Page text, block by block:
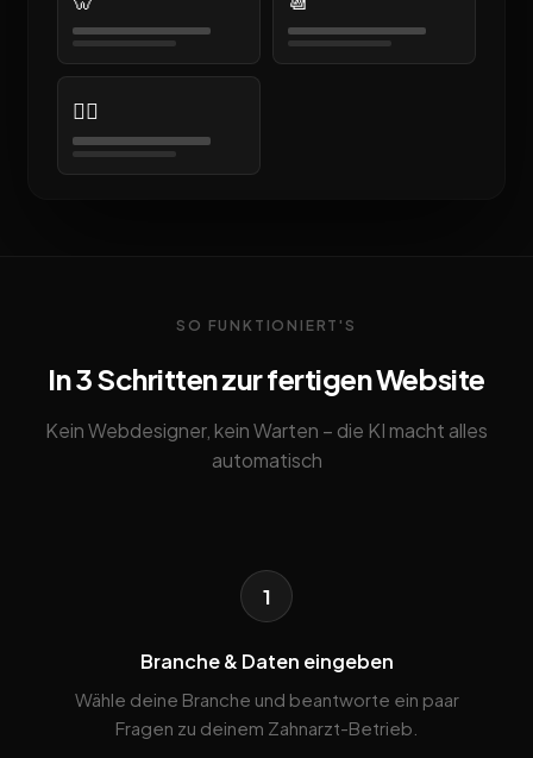
👨‍⚕️
SO FUNKTIONIERT'S
In 3 Schritten zur fertigen Website
Kein Webdesigner, kein Warten – die KI macht alles
automatisch
1
Branche & Daten eingeben
Wähle deine Branche und beantworte ein paar
Fragen zu deinem Zahnarzt-Betrieb.